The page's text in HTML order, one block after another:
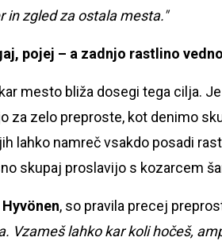
in zgled za ostala mesta."
pojej – a zadnjo rastlino
mesto bliža dosegi tega cilja.
za zelo preproste, kot denimo
lahko namreč vsakdo posadi
skupaj proslavijo s kozarcem
, so pravila precej
Vzameš lahko kar koli hočeš,